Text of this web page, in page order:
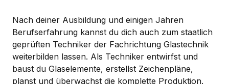
Nach deiner Ausbildung und einigen Jahren
Berufserfahrung kannst du dich auch zum staatlich
geprüften Techniker der Fachrichtung Glastechnik
weiterbilden lassen. Als Techniker entwirfst und
baust du Glaselemente, erstellst Zeichenpläne,
planst und überwachst die komplette Produktion.